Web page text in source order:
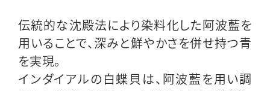
伝統的な沈殿法により染料化した阿波藍を
用いることで、深みと鮮やかさを併せ持つ青
を実現。
インダイアルの白蝶貝は、阿波藍を用い調